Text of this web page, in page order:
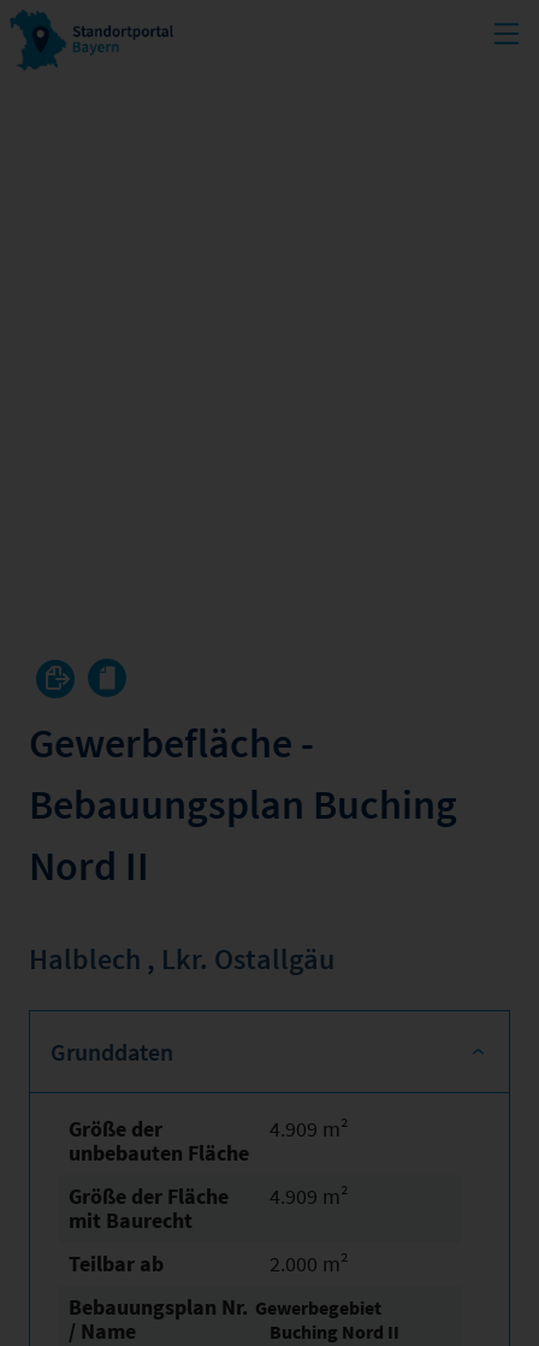
Gewerbefläche -
Bebauungsplan Buching
Nord II
Halblech , Lkr. Ostallgäu
Grunddaten
Größe der
unbebauten Fläche
4.909 m²
Größe der Fläche
mit Baurecht
4.909 m²
Teilbar ab
2.000 m²
Bebauungsplan Nr.
/ Name
Gewerbegebiet
Buching Nord II